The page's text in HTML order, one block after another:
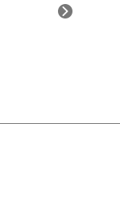
组织委员李
》一举夺得